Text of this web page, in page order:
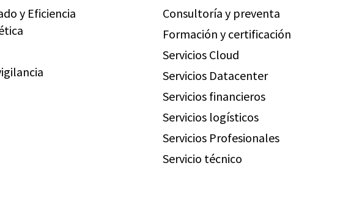
y Eficiencia
Consultoría y preventa
Formación y certificación
Servicios Cloud
Servicios Datacenter
Servicios financieros
Servicios logísticos
Servicios Profesionales
Servicio técnico